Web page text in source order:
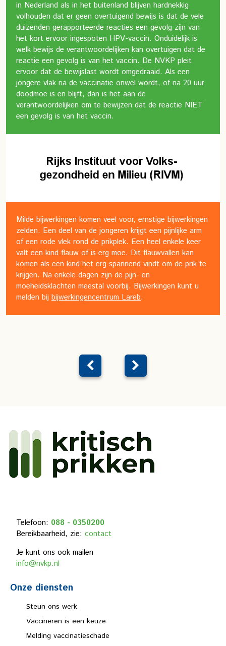
in Nederland als in het buitenland blijven hardnekkig
volhouden dat er geen overtuigend bewijs is dat de vele
duizenden gerapporteerde reacties een gevolg zijn van
het kort ervoor ingespoten HPV-vaccin. Onduidelijk is
welk bewijs de verantwoordelijken kan overtuigen dat de
reactie een gevolg is van het vaccin. De NVKP pleit
ervoor dat de bewijslast wordt omgedraaid. Als een
jongere vlak na de vaccinatie onwel wordt, of na 20 uur
doodmoe is en blijft, dan is het aan de
verantwoordelijken om te bewijzen dat de reactie NIET
een gevolg is van het vaccin.
Milde bijwerkingen komen veel voor, ernstige bijwerkingen
zelden. Een deel van de jongeren krijgt een pijnlijke arm
of een rode vlek rond de prikplek. Een heel enkele keer
valt een kind flauw of is erg moe. Dit flauwvallen kan
komen als een kind het erg spannend vindt om de prik te
krijgen. Na enkele dagen zijn de pijn- en
moeheidsklachten meestal voorbij. Bijwerkingen kunt u
melden bij bijwerkingencentrum Lareb.
Telefoon: 088 - 0350200
Bereikbaarheid, zie: contact
Je kunt ons ook mailen
info@nvkp.nl
Onze diensten
Steun ons werk
Vaccineren is een keuze
Melding vaccinatieschade